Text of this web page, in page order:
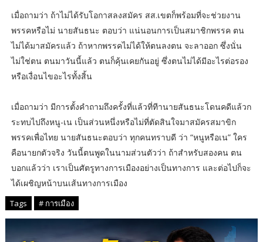
เมื่อถามว่า ถ้าไม่ได้รับโอกาสลงสมัคร สส.เขตก็พร้อมที่จะช่วยงาน
พรรคหรือไม่ นายสันธนะ ตอบว่า แน่นอนการเป็นสมาชิกพรรค ตน
ไม่ได้มาสมัครแล้ว ถ้าหากพรรคไม่ได้ให้ตนลงตน จะลาออก ซึ่งนั่น
ไม่ใช่ตน ตนมาวันนี้แล้ว ตนก็คุ้นเคยกันอยู่ ซึ่งตนไม่ได้มีอะไรต่อรอง
หรือเงื่อนไขอะไรทั้งสิ้น
เมื่อถามว่า มีการตั้งคำถามถึงครั้งที่แล้วที่ทีานายสันธนะโดนคดีแล้วก
ระทบไปถึงหนู-เน เป็นส่วนหนึ่งหรือไม่ที่ตัดสินใจมาสมัครสมาขิก
พรรคเพื่อไทย นายสันธนะตอบว่า ทุกคนทราบดี ว่า “หนูหรือเน” ใคร
คือนายกตัวจริง วันนี้ตนพูดในนามส่วนตัวว่า ถ้าสำหรับสองคน ตน
บอกแล้วว่า เราเป็นศัตรูทางการเมืองอย่างเป็นทางการ และต่อไปก็จะ
ได้เผชิญหน้าบนเส้นทางการเมือง
Tags # การเมือง